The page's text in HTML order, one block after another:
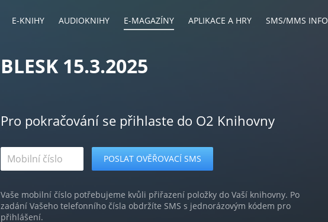
E-KNIHY AUDIOKNIHY E-MAGAZÍNY APLIKACE A HRY SMS/MMS INFO
BLESK 15.3.2025
Pro pokračování se přihlaste do O2 Knihovny
Vaše mobilní číslo potřebujeme kvůli přiřazení položky do Vaší knihovny. Po
zadání Vašeho telefonního čísla obdržíte SMS s jednorázovým kódem pro
přihlášení.